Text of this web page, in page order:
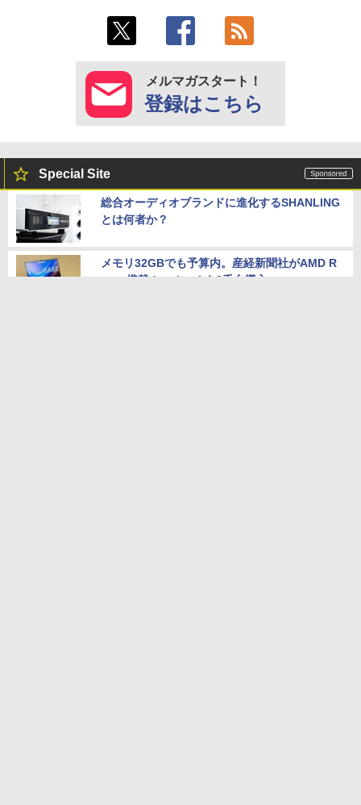
メルマガスタート！
登録はこちら
Special Site
総合オーディオブランドに進化するSHANLING
とは何者か？
メモリ32GBでも予算内。産経新聞社がAMD R
yzen搭載dynabookを2千台導入